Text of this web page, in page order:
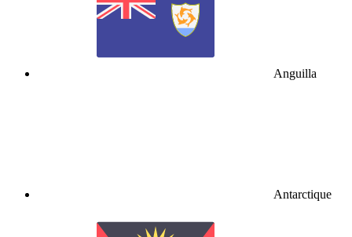
Anguilla
Antarctique